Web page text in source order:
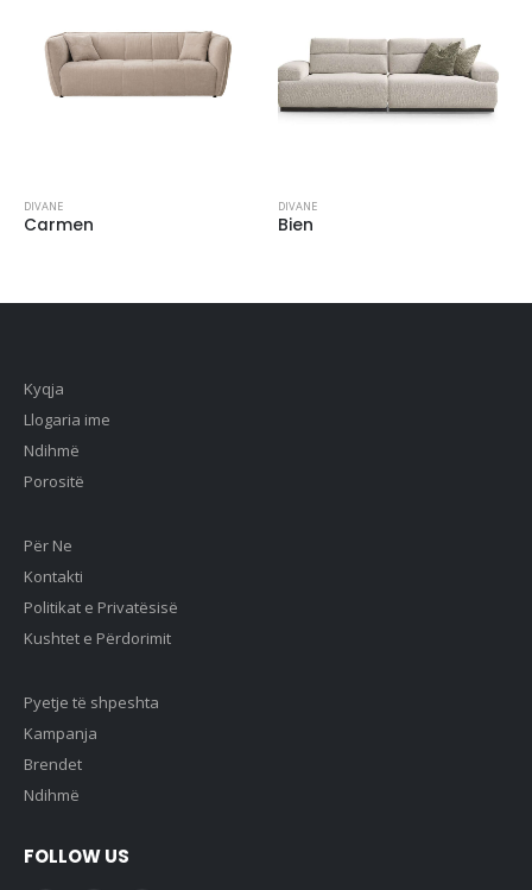
DIVANE
Carmen
DIVANE
Bien
Kyqja
Llogaria ime
Ndihmë
Porositë
Për Ne
Kontakti
Politikat e Privatësisë
Kushtet e Përdorimit
Pyetje të shpeshta
Kampanja
Brendet
Ndihmë
FOLLOW US